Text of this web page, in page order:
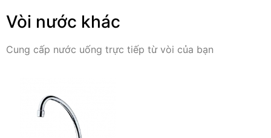
Vòi nước khác
Cung cấp nước uống trực tiếp từ vòi của bạn